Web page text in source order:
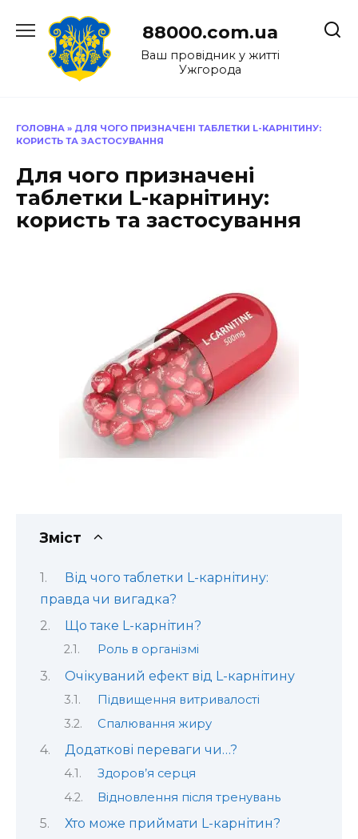
до
88000.com.ua
Ваш провідник у житті
Ужгорода
ГОЛОВНА » ДЛЯ ЧОГО ПРИЗНАЧЕНІ ТАБЛЕТКИ L-КАРНІТИНУ:
КОРИСТЬ ТА ЗАСТОСУВАННЯ
Для чого призначені
таблетки L-карнітину:
користь та застосування
Зміст
Від чого таблетки L-карнітину:
правда чи вигадка?
Що таке L-карнітин?
Роль в організмі
Очікуваний ефект від L-карнітину
Підвищення витривалості
Спалювання жиру
Додаткові переваги чи…?
Здоров’я серця
Відновлення після тренувань
Хто може приймати L-карнітин?